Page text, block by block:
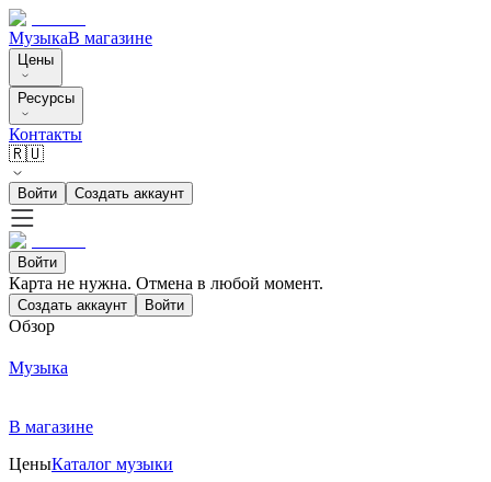
МузыкаВ магазине
Цены
Ресурсы
Контакты
🇷🇺
Войти Создать аккаунт
Войти
Карта не нужна. Отмена в любой момент.
Создать аккаунт Войти
Обзор
Музыка
В магазине
ЦеныКаталог музыки